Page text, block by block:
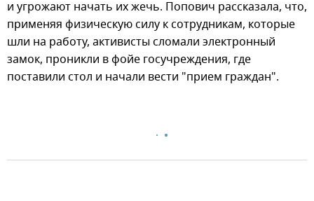
и угрожают начать их жечь. Попович рассказала, что,
применяя физическую силу к сотрудникам, которые
шли на работу, активисты сломали электронный
замок, проникли в фойе госучреждения, где
поставили стол и начали вести "прием граждан".